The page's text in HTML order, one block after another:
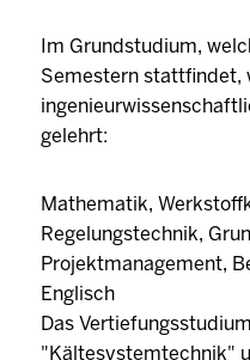
Im Grundstudium,
Semestern stattfindet,
gelehrt:
Mathematik,
Regelungstechnik,
Projektmanagement,
Englisch
Das
"Kältesystemtechnik"